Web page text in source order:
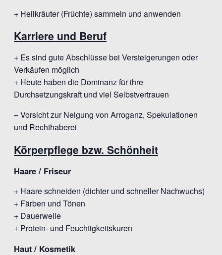
+ Heilkräuter (Früchte) sammeln und anwenden
Karriere und Beruf
+ Es sind gute Abschlüsse bei Versteigerungen oder
Verkäufen möglich
+ Heute haben die Dominanz für ihre
Durchsetzungskraft und viel Selbstvertrauen
– Vorsicht zur Neigung von Arroganz, Spekulationen
und Rechthaberei
Körperpflege bzw. Schönheit
Haare / Friseur
+ Haare schneiden (dichter und schneller Nachwuchs)
+ Färben und Tönen
+ Dauerwelle
+ Protein- und Feuchtigkeitskuren
Haut / Kosmetik